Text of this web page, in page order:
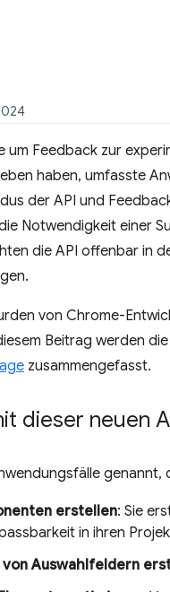
um Feedback zur
haben, umfasste
der API und
Notwendigkeit einer
die API offenbar in
von Chrome-
Beitrag werden
zusammengefasst.
dieser neuen
genannt,
erstellen: Sie
in ihren
Auswahlfeldern